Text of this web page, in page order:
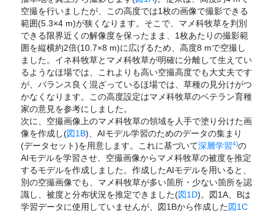
空撮を行いましたが、この高度では1枚の画像で撮影できる
範囲(5.3×4 m)が狭くなります。そこで、マメ科牧草を判別
できる限界近くの解像度を保ったまま、1枚あたりの撮影範
囲を縦横約2倍(10.7×8 m)に広げるため、高度8 mで空撮し
ました。イネ科牧草とマメ科牧草が明確に分離して生えてい
るようなほ場では、これよりも高い空撮高度でも大丈夫です
が、バランス良く混ざっているほ場では、草種の見分けがつ
かなくなります。この高度設定はマメ科牧草のベテラン育種
家の意見を参考にしました。
次に、空撮画像上のマメ科牧草の領域を人手で塗り分けた画
像を作成し(図1B)、AIモデル学習のためのデータの集まり
(データセット)を用意します。これに基づいて深層学習4)の
AIモデルを学習させ、空撮画像からマメ科牧草の被度を推定
するモデルを作成しました。作成したAIモデルを用いると、
別の空撮画像でも、マメ科牧草が多い箇所・少ない箇所を認
識し、被度と分布状況を推定できました(図1D)。図1A、Bは
学習データに使用していませんが、図1Bから作成した図1C